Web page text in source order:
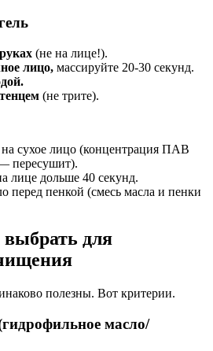
(не на лице!).
лицо, массируйте 20-30 секунд.
(не трите).
сухое лицо (концентрация ПАВ
пересушит).
лице дольше 40 секунд.
перед пенкой (смесь масла и пенки
выбрать для
полезны. Вот критерии.
масло/